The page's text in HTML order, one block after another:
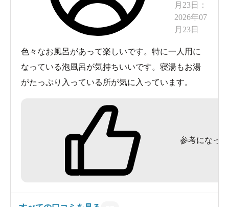
月23日
：
2026年07
月23日
色々なお風呂があって楽しいです。特に一人用に
なっている泡風呂が気持ちいいです。寝湯もお湯
がたっぷり入っている所が気に入っています。
参考になった